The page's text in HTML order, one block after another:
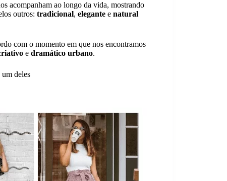
acompanham ao longo da vida, mostrando
outros: tradicional, elegante e natural
com o momento em que nos encontramos
e dramático urbano.
um deles